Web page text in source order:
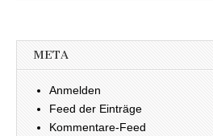
META
Anmelden
Feed der Einträge
Kommentare-Feed